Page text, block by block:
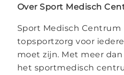
Over Sport Medisch
Sport Medisch
topsportzorg voor
moet zijn. Met meer
het sportmedisch